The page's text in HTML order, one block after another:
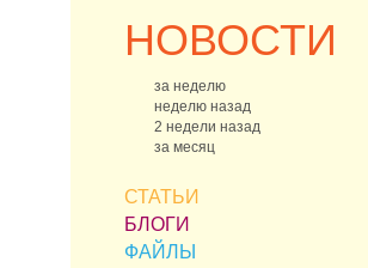
НОВОСТИ
за неделю
неделю назад
2 недели назад
за месяц
СТАТЬИ
БЛОГИ
ФАЙЛЫ